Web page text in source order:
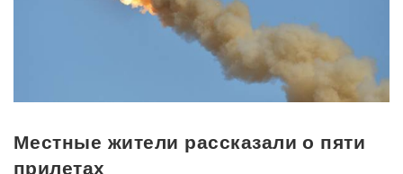
Местные жители рассказали о пяти
прилетах